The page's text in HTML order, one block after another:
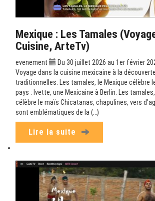
Mexique : Les Tamales
Cuisine, ArteTv)
evenement
Du 30 juillet 2026 au 1er février
Voyage dans la cuisine mexicaine à la
traditionnelles. Les tamales, le Mexique célèbre
pays : Ivette, une Mexicaine à Berlin. Les
célèbre le maïs Chicatanas, chapulines, vers
sont emblématiques de la (…)
Lire la suite